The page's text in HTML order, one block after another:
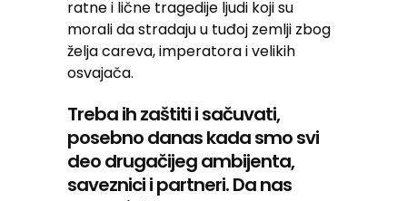
ratne i lične tragedije ljudi koji su
morali da stradaju u tuđoj zemlji zbog
želja careva, imperatora i velikih
osvajača.
Treba ih zaštiti i sačuvati,
posebno danas kada smo svi
deo drugačijeg ambijenta,
saveznici i partneri. Da nas